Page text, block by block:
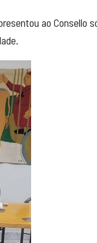
ao Consello